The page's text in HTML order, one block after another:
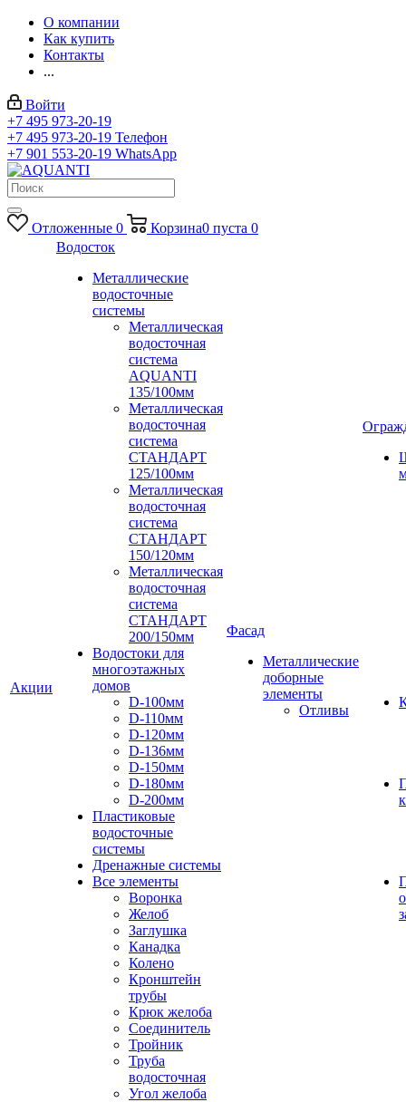
О компании
Как купить
Контакты
...
Войти
+7 495 973-20-19
+7 495 973-20-19 Телефон
+7 901 553-20-19 WhatsApp
Отложенные 0 Корзина0 пуста 0
Акции
Водосток
Металлические
водосточные
системы
Металлическая
водосточная
система
AQUANTI
135/100мм
Металлическая
водосточная
система
СТАНДАРТ
125/100мм
Металлическая
водосточная
система
СТАНДАРТ
150/120мм
Металлическая
водосточная
система
СТАНДАРТ
200/150мм
Водостоки для
многоэтажных
домов
D-100мм
D-110мм
D-120мм
D-136мм
D-150мм
D-180мм
D-200мм
Пластиковые
водосточные
системы
Дренажные системы
Все элементы
Воронка
Желоб
Заглушка
Канадка
Колено
Кронштейн
трубы
Крюк желоба
Соединитель
Тройник
Труба
водосточная
Угол желоба
Фасад
Металлические
доборные
элементы
Отливы